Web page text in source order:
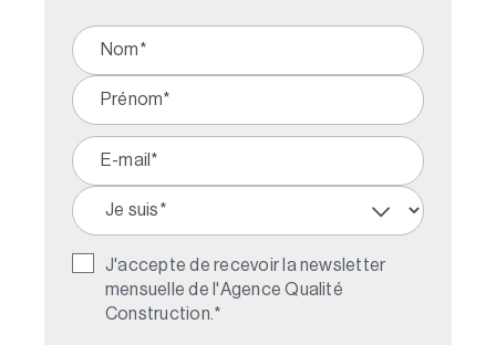
J'accepte de recevoir la newsletter
mensuelle de l'Agence Qualité
Construction. *